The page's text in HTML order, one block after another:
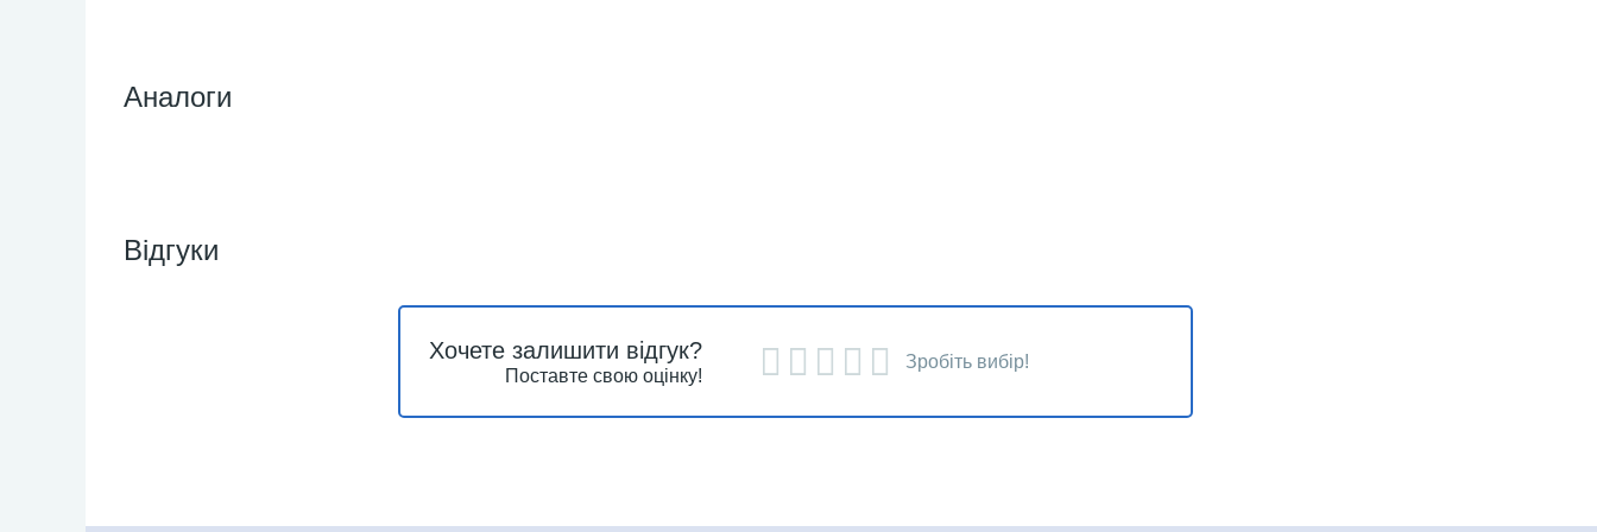
Аналоги
Відгуки
Хочете залишити відгук?
Поставте свою оцінку!
Зробіть вибір!